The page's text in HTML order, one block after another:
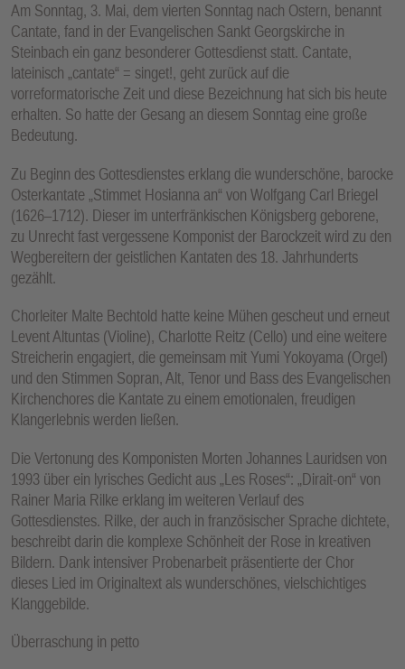
Am Sonntag, 3. Mai, dem vierten Sonntag nach Ostern, benannt
Cantate, fand in der Evangelischen Sankt Georgskirche in
Steinbach ein ganz besonderer Gottesdienst statt. Cantate,
lateinisch „cantate“ = singet!, geht zurück auf die
vorreformatorische Zeit und diese Bezeichnung hat sich bis heute
erhalten. So hatte der Gesang an diesem Sonntag eine große
Bedeutung.
Zu Beginn des Gottesdienstes erklang die wunderschöne, barocke
Osterkantate „Stimmet Hosianna an“ von Wolfgang Carl Briegel
(1626–1712). Dieser im unterfränkischen Königsberg geborene,
zu Unrecht fast vergessene Komponist der Barockzeit wird zu den
Wegbereitern der geistlichen Kantaten des 18. Jahrhunderts
gezählt.
Chorleiter Malte Bechtold hatte keine Mühen gescheut und erneut
Levent Altuntas (Violine), Charlotte Reitz (Cello) und eine weitere
Streicherin engagiert, die gemeinsam mit Yumi Yokoyama (Orgel)
und den Stimmen Sopran, Alt, Tenor und Bass des Evangelischen
Kirchenchores die Kantate zu einem emotionalen, freudigen
Klangerlebnis werden ließen.
Die Vertonung des Komponisten Morten Johannes Lauridsen von
1993 über ein lyrisches Gedicht aus „Les Roses“: „Dirait-on“ von
Rainer Maria Rilke erklang im weiteren Verlauf des
Gottesdienstes. Rilke, der auch in französischer Sprache dichtete,
beschreibt darin die komplexe Schönheit der Rose in kreativen
Bildern. Dank intensiver Probenarbeit präsentierte der Chor
dieses Lied im Originaltext als wunderschönes, vielschichtiges
Klanggebilde.
Überraschung in petto